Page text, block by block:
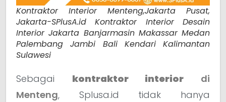
Kontraktor Interior Menteng,Jakarta Pusat,
Jakarta-SPlusA.id Kontraktor Interior Desain
Interior Jakarta Banjarmasin Makassar Medan
Palembang Jambi Bali Kendari Kalimantan
Sulawesi
Sebagai kontraktor interior di
Menteng, Splusa.id tidak hanya